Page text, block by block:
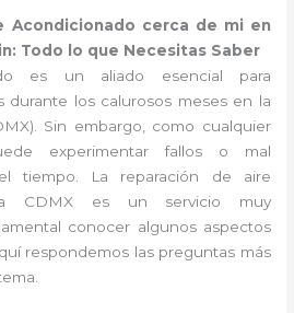
Acondicionado cerca de mi en
Todo lo que Necesitas Saber
es un aliado esencial para
durante los calurosos meses en la
Sin embargo, como cualquier
experimentar fallos o mal
tiempo. La reparación de aire
CDMX es un servicio muy
conocer algunos aspectos
respondemos las preguntas más